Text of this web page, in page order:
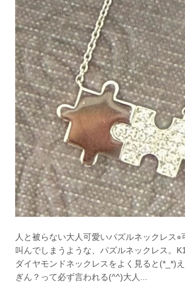
人と被らない大人可愛いパズルネックレス
叫んでしまうような、パズルネックレス。
ダイヤモンドネックレスをよく見ると(*_*)
ぎん？って必ず言われる(^^)大人...